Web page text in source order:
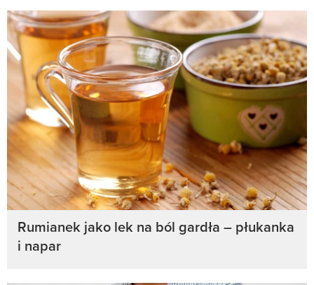
Rumianek jako lek na ból gardła – płukanka
i napar